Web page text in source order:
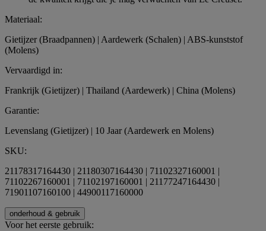
Materiaal:
Gietijzer (Braadpannen) | Aardewerk (Schalen) | ABS-kunststof
(Molens)
Vervaardigd in:
Frankrijk (Gietijzer) | Thailand (Aardewerk) | China (Molens)
Garantie:
Levenslang (Gietijzer) | 10 Jaar (Aardewerk en Molens)
SKU:
21178317164430 | 21180307164430 | 71102327160001 |
71102267160001 | 71102197160001 | 21177247164430 |
71901107160100 | 44900117160000
onderhoud & gebruik
Voor het eerste gebruik: